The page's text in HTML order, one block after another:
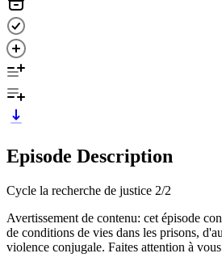
Episode Description
Cycle la recherche de justice 2/2
Avertissement de contenu: cet épisode
de conditions de vies dans les prisons,
violence conjugale. Faites attention à